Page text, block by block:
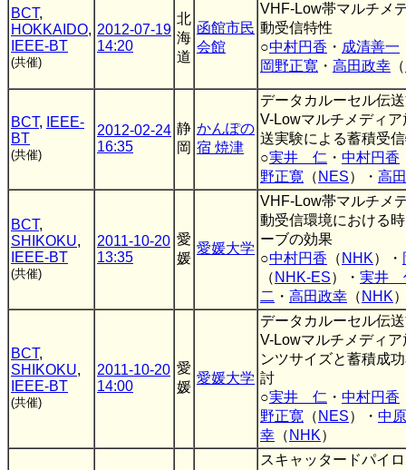
BCT,
HOKKAIDO,
IEEE-BT
(共催)
2012-07-19
14:20
北
海
道
函館市民
会館
VHF-Low帯マルチメ
動受信特性
○中村円香 ・ 成清善一
岡野正寛 ・ 高田政幸 （
BCT,
IEEE-
BT
(共催)
2012-02-24
16:35
静
岡
かんぽの
宿 焼津
データカルーセル伝
V-Lowマルチメディ
送実験による蓄積受
○実井 仁 ・ 中村円香
野正寛 （ NES）・ 高
BCT,
SHIKOKU,
IEEE-BT
(共催)
2011-10-20
13:35
愛
媛
愛媛大学
VHF-Low帯マルチメ
動受信環境における
ーブの効果
○中村円香 （ NHK）・
（ NHK-ES）・ 実井
二 ・ 高田政幸 （ NHK
BCT,
SHIKOKU,
IEEE-BT
(共催)
2011-10-20
14:00
愛
媛
愛媛大学
データカルーセル伝
V-Lowマルチメディ
ンツサイズと蓄積成
討
○実井 仁 ・ 中村円香
野正寛 （ NES）・ 中
幸 （ NHK）
スキャッタードパイ